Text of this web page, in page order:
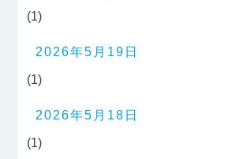
(1)
2026年5月19日
(1)
2026年5月18日
(1)